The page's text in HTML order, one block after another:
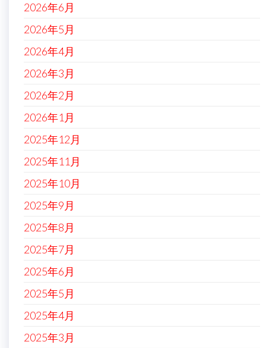
2026年6月
2026年5月
2026年4月
2026年3月
2026年2月
2026年1月
2025年12月
2025年11月
2025年10月
2025年9月
2025年8月
2025年7月
2025年6月
2025年5月
2025年4月
2025年3月